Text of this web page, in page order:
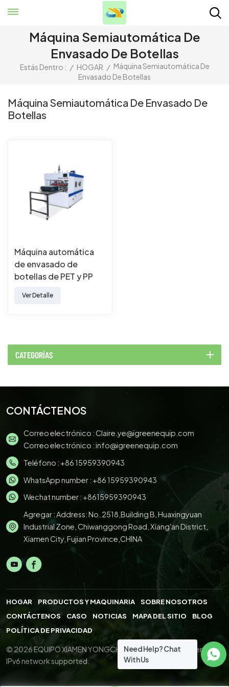
Máquina Semiautomática De
Envasado De Botellas
Estás Dentro : / HOGAR / Máquina Semiautomática De
Envasado De Botellas
Máquina Semiautomática De Envasado De
Botellas
Máquina automática
de envasado de
botellas de PET y PP
Ver Detalle
CATEGORÍAS
CONTÁCTENOS
Correo electrónico :Claire.ye@igreenequip.com
Correo electrónico :info@igreenequip.com
Teléfono : +86 15959390943
WhatsApp number : +86 15959390943
Wechat number : +8615959390943
Agregar : Address: No. 2518,Building B, Huaxingyuan
Industrial Zone, Chiwanggong Road, Xiang'an District,
Xiamen City, Fujian Province,CHINA
HOGAR PRODUCTOS Y MAQUINARIA
SOBRE NOSOTROS
CONTÁCTENOS
CASO NOTICIAS MAPA DEL SITIO
BLOG
POLÍTICA DE PRIVACIDAD
© 2026 EQUIPO XIAMEN YONGCHENG.,LTD. All Right Reserved.
IPv6 network supported.
Need Help? Chat
With Us